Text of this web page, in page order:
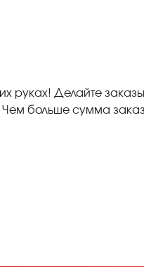
руках! Делайте
Чем больше сумма